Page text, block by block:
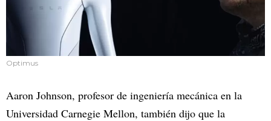
Optimus
Aaron Johnson, profesor de ingeniería mecánica en la
Universidad Carnegie Mellon, también dijo que la